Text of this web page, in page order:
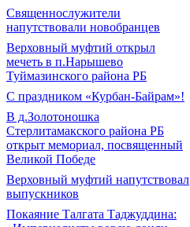
Священнослужители
напутствовали новобранцев
Верховный муфтий открыл
мечеть в п.Нарышево
Туймазинского района РБ
С праздником «Курбан-Байрам»!
В д.Золотоношка
Стерлитамакского района РБ
открыт мемориал, посвященный
Великой Победе
Верховный муфтий напутствовал
выпускников
Покаяние Талгата Таджуддина: